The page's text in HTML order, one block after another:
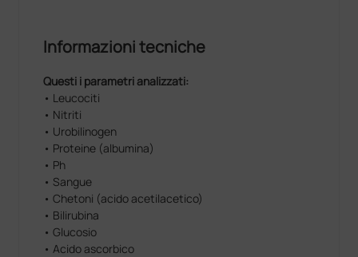
Informazioni tecniche
Questi i parametri analizzati:
• Leucociti
• Nitriti
• Urobilinogen
• Proteine (albumina)
• Ph
• Sangue
• Chetoni (acido acetilacetico)
• Bilirubina
• Glucosio
• Acido ascorbico